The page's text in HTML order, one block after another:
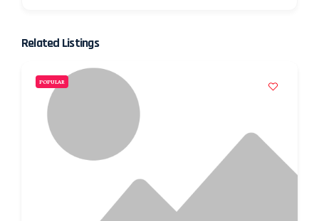
Related Listings
POPULAR